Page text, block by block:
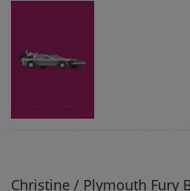
Christine / Plymouth Fury